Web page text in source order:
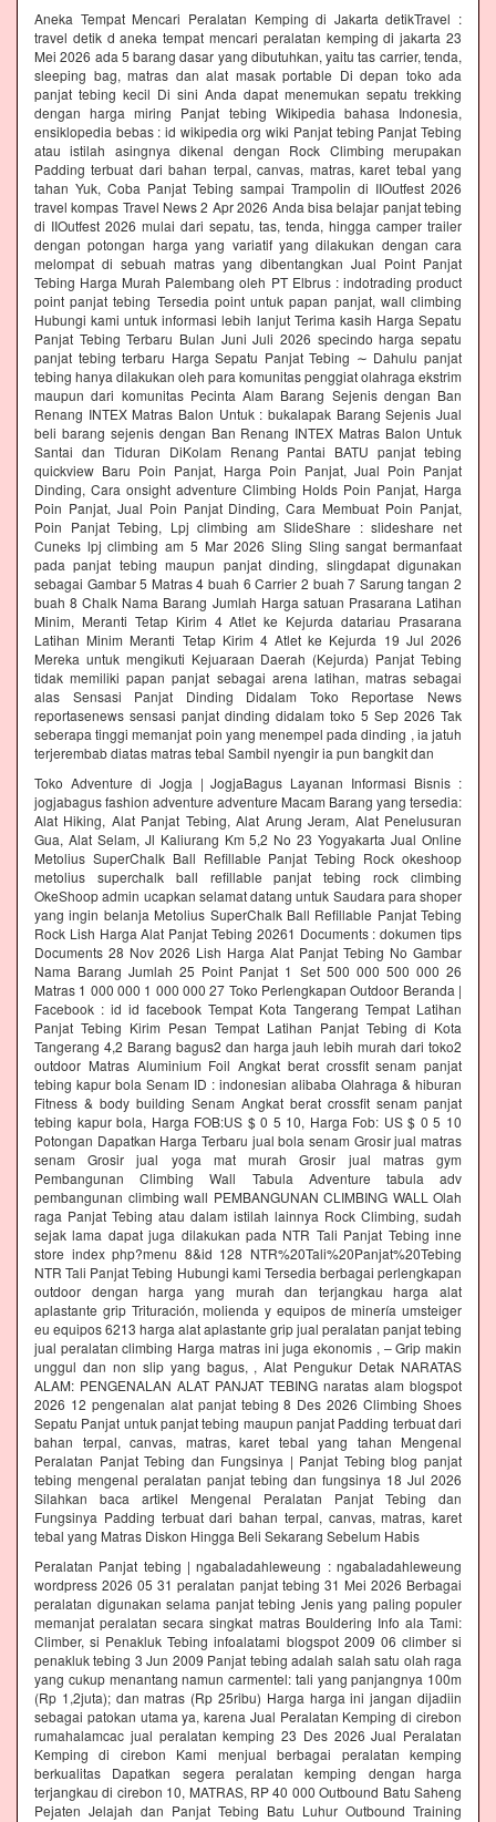
Aneka Tempat Mencari Peralatan Kemping di Jakarta detikTravel :
travel detik d aneka tempat mencari peralatan kemping di jakarta 23
Mei 2026 ada 5 barang dasar yang dibutuhkan, yaitu tas carrier, tenda,
sleeping bag, matras dan alat masak portable Di depan toko ada
panjat tebing kecil Di sini Anda dapat menemukan sepatu trekking
dengan harga miring Panjat tebing Wikipedia bahasa Indonesia,
ensiklopedia bebas : id wikipedia org wiki Panjat tebing Panjat Tebing
atau istilah asingnya dikenal dengan Rock Climbing merupakan
Padding terbuat dari bahan terpal, canvas, matras, karet tebal yang
tahan Yuk, Coba Panjat Tebing sampai Trampolin di IIOutfest 2026
travel kompas Travel News 2 Apr 2026 Anda bisa belajar panjat tebing
di IIOutfest 2026 mulai dari sepatu, tas, tenda, hingga camper trailer
dengan potongan harga yang variatif yang dilakukan dengan cara
melompat di sebuah matras yang dibentangkan Jual Point Panjat
Tebing Harga Murah Palembang oleh PT Elbrus : indotrading product
point panjat tebing Tersedia point untuk papan panjat, wall climbing
Hubungi kami untuk informasi lebih lanjut Terima kasih Harga Sepatu
Panjat Tebing Terbaru Bulan Juni Juli 2026 specindo harga sepatu
panjat tebing terbaru Harga Sepatu Panjat Tebing ∼ Dahulu panjat
tebing hanya dilakukan oleh para komunitas penggiat olahraga ekstrim
maupun dari komunitas Pecinta Alam Barang Sejenis dengan Ban
Renang INTEX Matras Balon Untuk : bukalapak Barang Sejenis Jual
beli barang sejenis dengan Ban Renang INTEX Matras Balon Untuk
Santai dan Tiduran DiKolam Renang Pantai BATU panjat tebing
quickview Baru Poin Panjat, Harga Poin Panjat, Jual Poin Panjat
Dinding, Cara onsight adventure Climbing Holds Poin Panjat, Harga
Poin Panjat, Jual Poin Panjat Dinding, Cara Membuat Poin Panjat,
Poin Panjat Tebing, Lpj climbing am SlideShare : slideshare net
Cuneks lpj climbing am 5 Mar 2026 Sling Sling sangat bermanfaat
pada panjat tebing maupun panjat dinding, slingdapat digunakan
sebagai Gambar 5 Matras 4 buah 6 Carrier 2 buah 7 Sarung tangan 2
buah 8 Chalk Nama Barang Jumlah Harga satuan Prasarana Latihan
Minim, Meranti Tetap Kirim 4 Atlet ke Kejurda datariau Prasarana
Latihan Minim Meranti Tetap Kirim 4 Atlet ke Kejurda 19 Jul 2026
Mereka untuk mengikuti Kejuaraan Daerah (Kejurda) Panjat Tebing
tidak memiliki papan panjat sebagai arena latihan, matras sebagai
alas Sensasi Panjat Dinding Didalam Toko Reportase News
reportasenews sensasi panjat dinding didalam toko 5 Sep 2026 Tak
seberapa tinggi memanjat poin yang menempel pada dinding , ia jatuh
terjerembab diatas matras tebal Sambil nyengir ia pun bangkit dan
Toko Adventure di Jogja | JogjaBagus Layanan Informasi Bisnis :
jogjabagus fashion adventure adventure Macam Barang yang tersedia:
Alat Hiking, Alat Panjat Tebing, Alat Arung Jeram, Alat Penelusuran
Gua, Alat Selam, Jl Kaliurang Km 5,2 No 23 Yogyakarta Jual Online
Metolius SuperChalk Ball Refillable Panjat Tebing Rock okeshoop
metolius superchalk ball refillable panjat tebing rock climbing
OkeShoop admin ucapkan selamat datang untuk Saudara para shoper
yang ingin belanja Metolius SuperChalk Ball Refillable Panjat Tebing
Rock Lish Harga Alat Panjat Tebing 20261 Documents : dokumen tips
Documents 28 Nov 2026 Lish Harga Alat Panjat Tebing No Gambar
Nama Barang Jumlah 25 Point Panjat 1 Set 500 000 500 000 26
Matras 1 000 000 1 000 000 27 Toko Perlengkapan Outdoor Beranda |
Facebook : id id facebook Tempat Kota Tangerang Tempat Latihan
Panjat Tebing Kirim Pesan Tempat Latihan Panjat Tebing di Kota
Tangerang 4,2 Barang bagus2 dan harga jauh lebih murah dari toko2
outdoor Matras Aluminium Foil Angkat berat crossfit senam panjat
tebing kapur bola Senam ID : indonesian alibaba Olahraga & hiburan
Fitness & body building Senam Angkat berat crossfit senam panjat
tebing kapur bola, Harga FOB:US $ 0 5 10, Harga Fob: US $ 0 5 10
Potongan Dapatkan Harga Terbaru jual bola senam Grosir jual matras
senam Grosir jual yoga mat murah Grosir jual matras gym
Pembangunan Climbing Wall Tabula Adventure tabula adv
pembangunan climbing wall PEMBANGUNAN CLIMBING WALL Olah
raga Panjat Tebing atau dalam istilah lainnya Rock Climbing, sudah
sejak lama dapat juga dilakukan pada NTR Tali Panjat Tebing inne
store index php?menu 8&id 128 NTR%20Tali%20Panjat%20Tebing
NTR Tali Panjat Tebing Hubungi kami Tersedia berbagai perlengkapan
outdoor dengan harga yang murah dan terjangkau harga alat
aplastante grip Trituración, molienda y equipos de minería umsteiger
eu equipos 6213 harga alat aplastante grip jual peralatan panjat tebing
jual peralatan climbing Harga matras ini juga ekonomis , – Grip makin
unggul dan non slip yang bagus, , Alat Pengukur Detak NARATAS
ALAM: PENGENALAN ALAT PANJAT TEBING naratas alam blogspot
2026 12 pengenalan alat panjat tebing 8 Des 2026 Climbing Shoes
Sepatu Panjat untuk panjat tebing maupun panjat Padding terbuat dari
bahan terpal, canvas, matras, karet tebal yang tahan Mengenal
Peralatan Panjat Tebing dan Fungsinya | Panjat Tebing blog panjat
tebing mengenal peralatan panjat tebing dan fungsinya 18 Jul 2026
Silahkan baca artikel Mengenal Peralatan Panjat Tebing dan
Fungsinya Padding terbuat dari bahan terpal, canvas, matras, karet
tebal yang Matras Diskon Hingga Beli Sekarang Sebelum Habis‎
Peralatan Panjat tebing | ngabaladahleweung : ngabaladahleweung
wordpress 2026 05 31 peralatan panjat tebing 31 Mei 2026 Berbagai
peralatan digunakan selama panjat tebing Jenis yang paling populer
memanjat peralatan secara singkat matras Bouldering Info ala Tami:
Climber, si Penakluk Tebing infoalatami blogspot 2009 06 climber si
penakluk tebing 3 Jun 2009 Panjat tebing adalah salah satu olah raga
yang cukup menantang namun carmentel: tali yang panjangnya 100m
(Rp 1,2juta); dan matras (Rp 25ribu) Harga harga ini jangan dijadiin
sebagai patokan utama ya, karena Jual Peralatan Kemping di cirebon
rumahalamcac jual peralatan kemping 23 Des 2026 Jual Peralatan
Kemping di cirebon Kami menjual berbagai peralatan kemping
berkualitas Dapatkan segera peralatan kemping dengan harga
terjangkau di cirebon 10, MATRAS, RP 40 000 Outbound Batu Saheng
Pejaten Jelajah dan Panjat Tebing Batu Luhur Outbound Training